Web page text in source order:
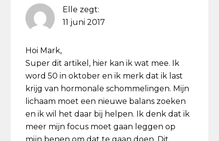
Elle zegt:
11 juni 2017
Hoi Mark,
Super dit artikel, hier kan ik wat mee. Ik
word 50 in oktober en ik merk dat ik last
krijg van hormonale schommelingen. Mijn
lichaam moet een nieuwe balans zoeken
en ik wil het daar bij helpen. Ik denk dat ik
meer mijn focus moet gaan leggen op